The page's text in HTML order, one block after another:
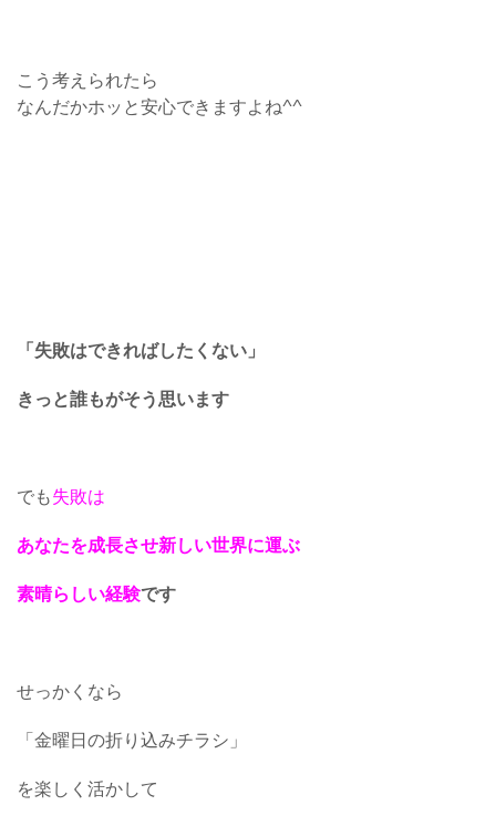
こう考えられたら
なんだかホッと安心できますよね^^
「失敗はできればしたくない」
きっと誰もがそう思います
でも失敗は
あなたを成長させ新しい世界に運ぶ
素晴らしい経験です
せっかくなら
「金曜日の折り込みチラシ」
を楽しく活かして